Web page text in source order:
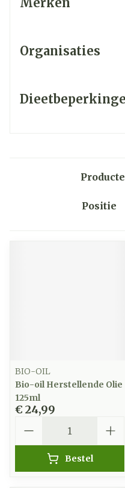
Organisaties
Sorteer op:
BIO-OIL
Bio-oil Herstellende Olie
125ml
€ 24,99
Bestel